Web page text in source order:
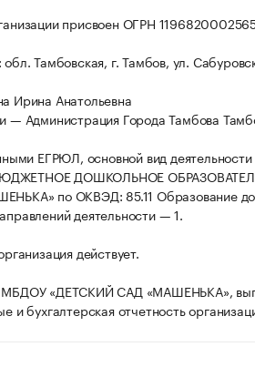
присвоен ОГРН
Тамбовская, г. Тамбов, ул.
Ирина Анатольевна
— Администрация Города Тамбова
ЕГРЮЛ, основной вид
ДОШКОЛЬНОЕ
по ОКВЭД: 85.11 Образование
деятельности — 1.
действует.
МБДОУ «ДЕТСКИЙ САД «МАШЕНЬКА»,
и бухгалтерская отчетность